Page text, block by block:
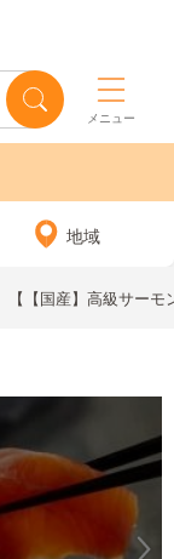
メニュー
地域
【【国産】高級サー